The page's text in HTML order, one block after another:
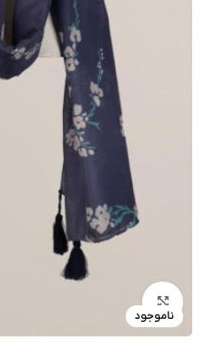
ناموجود
بزرگنمایی تصویر